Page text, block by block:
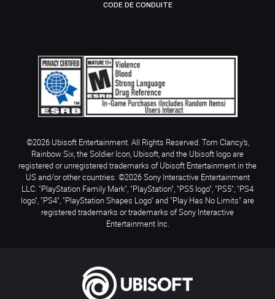
CODE DE CONDUITE
©2026 Ubisoft Entertainment. All Rights Reserved. Tom Clancy’s,
Rainbow Six, the Soldier Icon, Ubisoft, and the Ubisoft logo are
registered or unregistered trademarks of Ubisoft Entertainment in the
US and/or other countries. ©2026 Sony Interactive Entertainment
LLC. "PlayStation Family Mark", "PlayStation", "PS5 logo", "PS5", "PS4
logo", "PS4", "PlayStation Shapes Logo" and "Play Has No Limits" are
registered trademarks or trademarks of Sony Interactive
Entertainment Inc.